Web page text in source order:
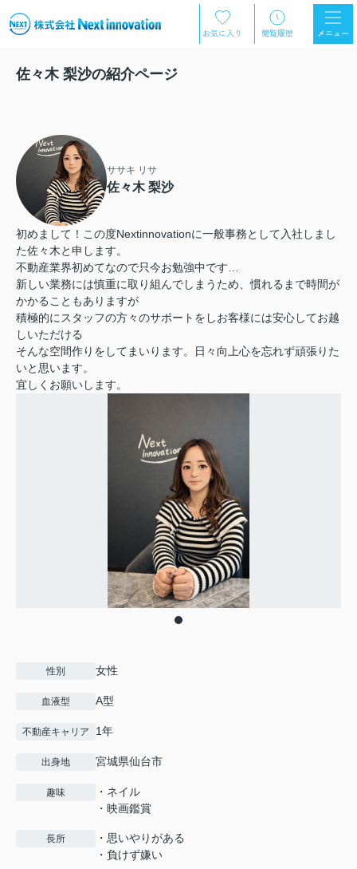
佐々木 梨沙の紹介ページ
ササキ リサ
佐々木 梨沙
初めまして！この度Nextinnovationに一般事務として入社しまし
た佐々木と申します。
不動産業界初めてなので只今お勉強中です…
新しい業務には慎重に取り組んでしまうため、慣れるまで時間が
かかることもありますが
積極的にスタッフの方々のサポートをしお客様には安心してお越
しいただける
そんな空間作りをしてまいります。日々向上心を忘れず頑張りた
いと思います。
宜しくお願いします。
性別 女性
血液型 A型
不動産キャリア 1年
出身地 宮城県仙台市
趣味
・ネイル
・映画鑑賞
長所
・思いやりがある
・負けず嫌い